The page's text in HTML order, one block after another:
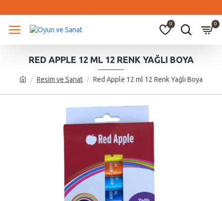
0 0
Resim ve Sanat Red Apple 12 ml 12 Renk Yağlı Boya
RED APPLE 12 ML 12 RENK YAĞLI BOYA